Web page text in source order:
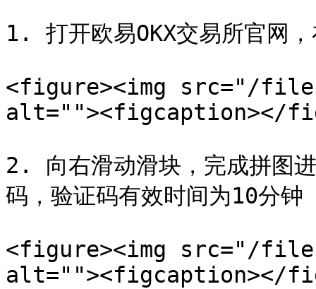
1. 打开欧易OKX交易所官网
<figure><img src="/files/
alt=""><figcaption></
2. 向右滑动滑块，完成拼图
码，验证码有效时间为10分钟
<figure><img src="/files/
alt=""><figcaption></